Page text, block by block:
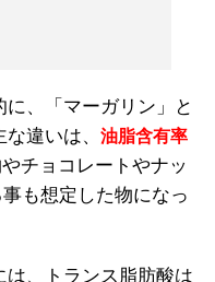
、「マーガリン」と
違いは、 油脂含有率
チョコレートやナッ
も想定した物になっ
、トランス脂肪酸は